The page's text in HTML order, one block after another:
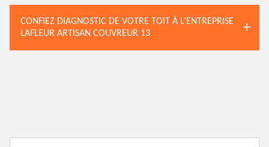
CONFIEZ DIAGNOSTIC DE VOTRE TOIT À L’ENTREPRISE
LAFLEUR ARTISAN COUVREUR 13